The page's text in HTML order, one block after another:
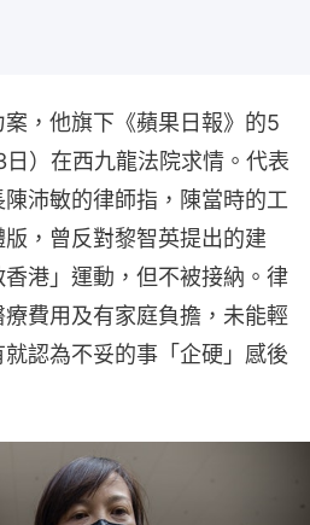
，他旗下《蘋果日報》的5
）在西九龍法院求情。代表
陳沛敏的律師指，陳當時的工
，曾反對黎智英提出的建
港」運動，但不被接納。律
費用及有家庭負擔，未能輕
認為不妥的事「企硬」感後